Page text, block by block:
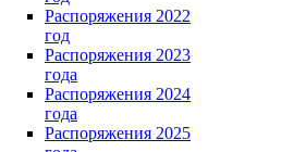
Распоряжения 2022
год
Распоряжения 2023
года
Распоряжения 2024
года
Распоряжения 2025